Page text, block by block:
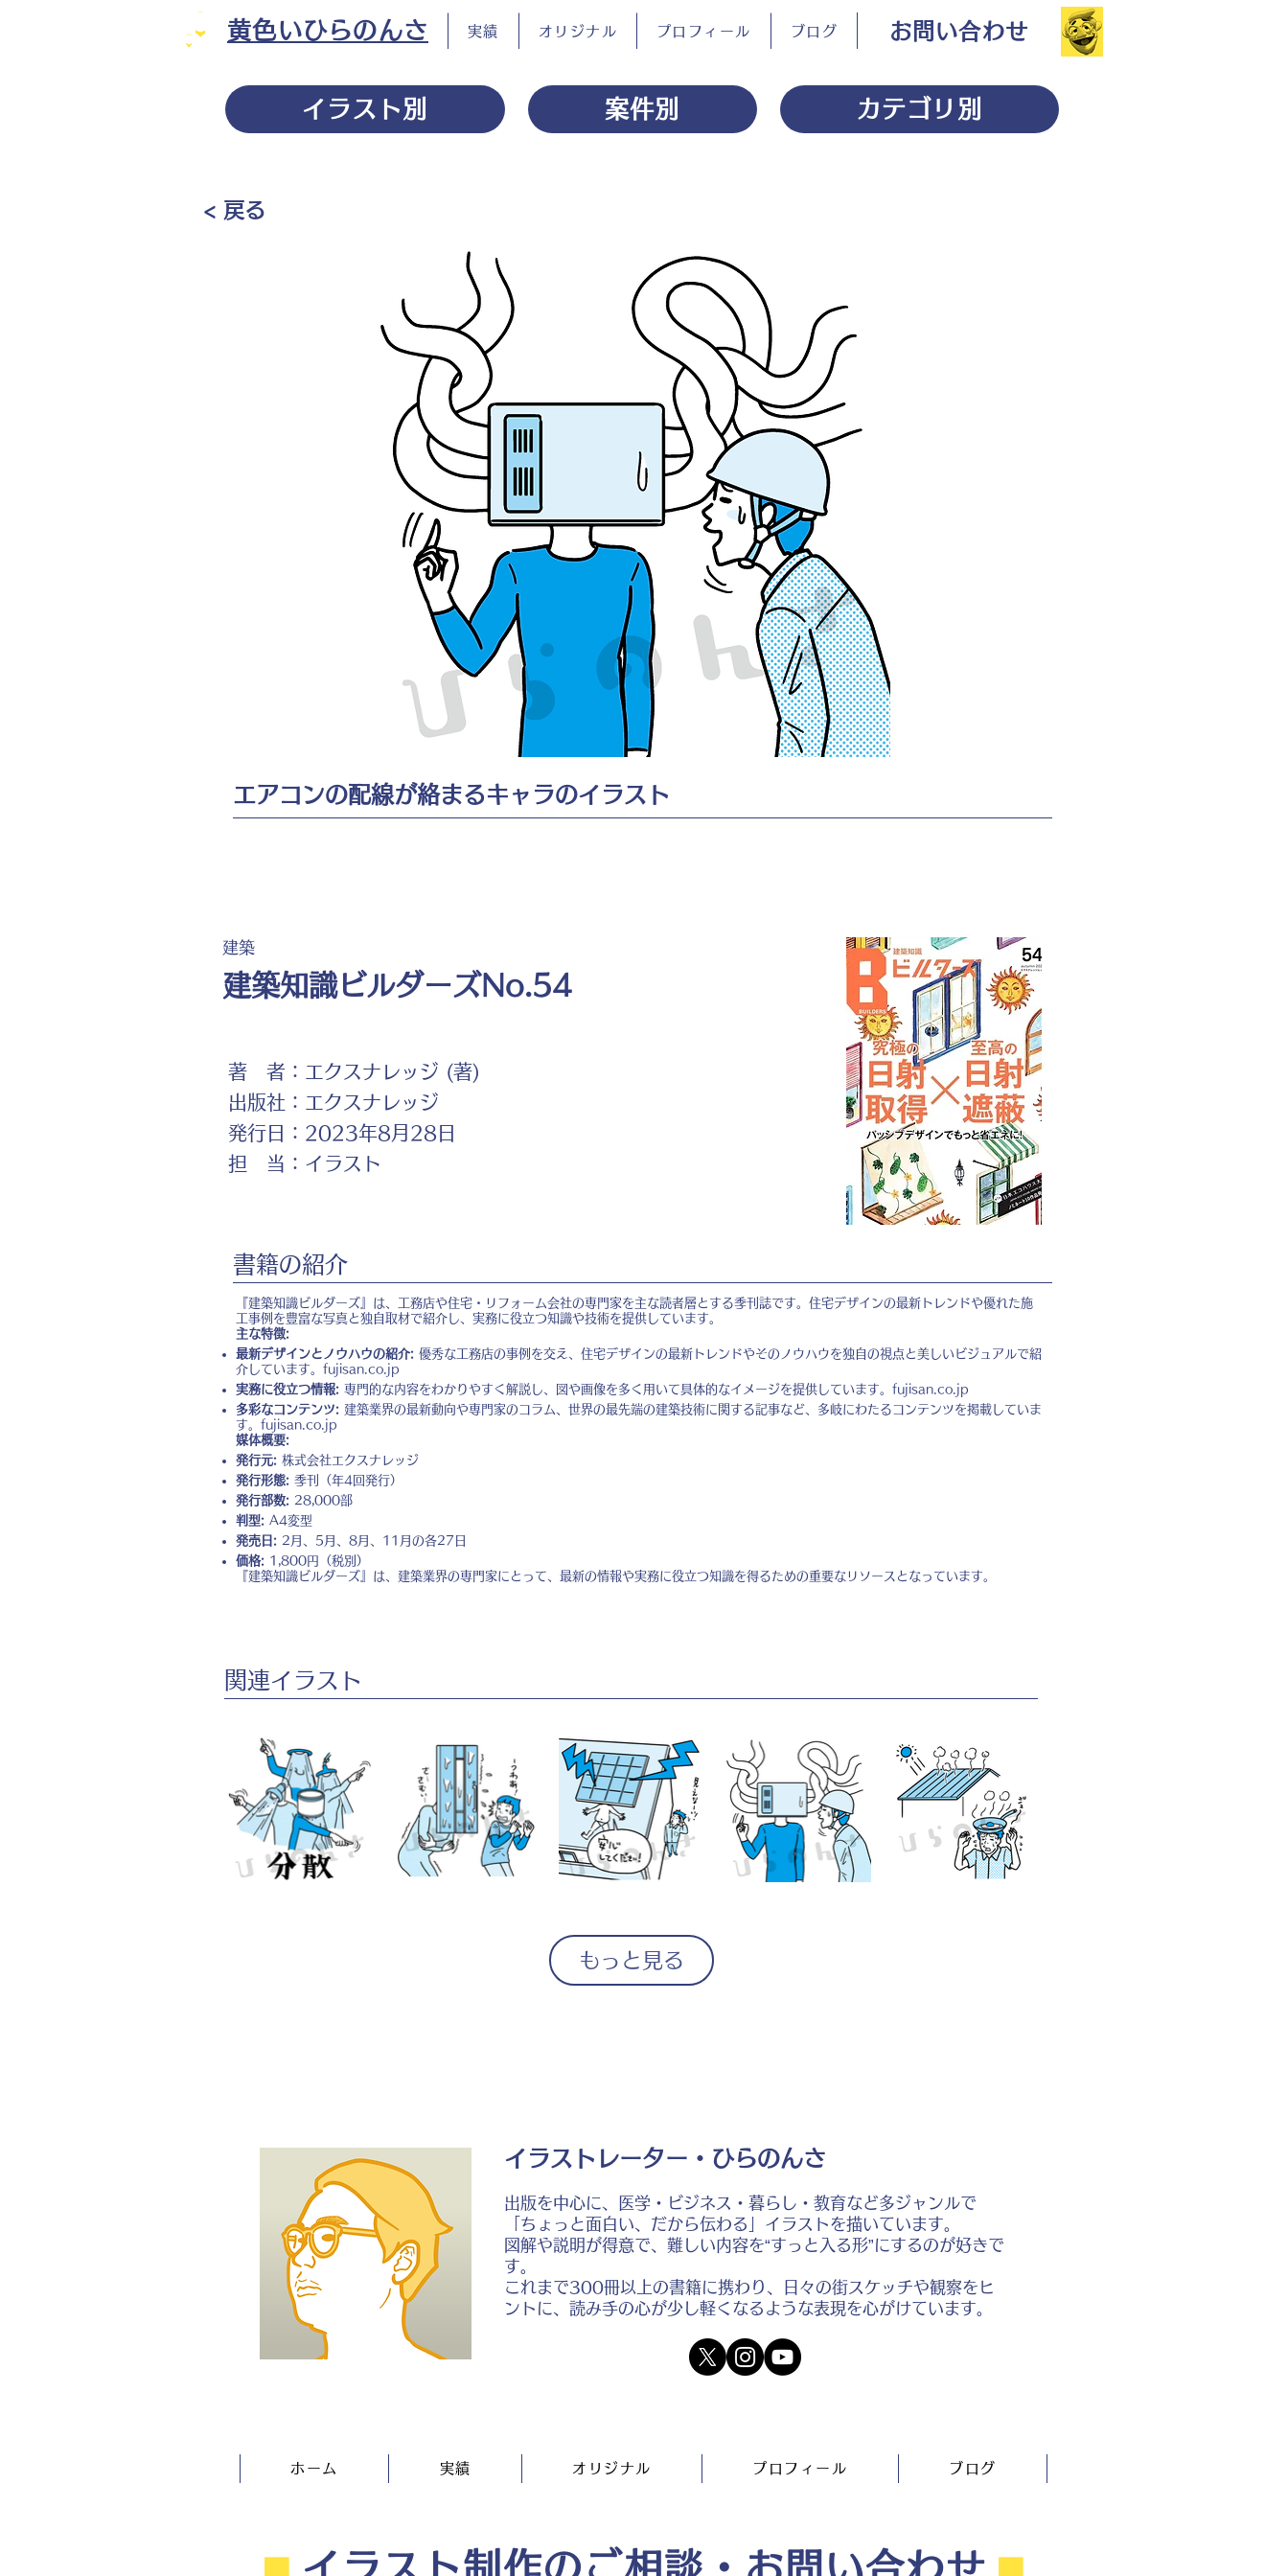
黄色いひらのんさ 実績 オリジナル プロフィール ブログ お問い合わせ
イラスト別 案件別 カテゴリ別
< 戻る
エアコンの配線が絡まるキャラのイラスト
建築
建築知識ビルダーズNo.54
著 者：
出版社：
発行日：
担 当：
エクスナレッジ (著)
エクスナレッジ
2023年8月28日
イラスト
書籍の紹介
『建築知識ビルダーズ』は、工務店や住宅・リフォーム会社の専門家を主な読者層とする季刊誌です。住宅デザインの最新トレンドや優れた施
工事例を豊富な写真と独自取材で紹介し、実務に役立つ知識や技術を提供しています。
主な特徴:
最新デザインとノウハウの紹介: 優秀な工務店の事例を交え、住宅デザインの最新トレンドやそのノウハウを独自の視点と美しいビジュアルで紹
介しています。 fujisan.co.jp
実務に役立つ情報: 専門的な内容をわかりやすく解説し、図や画像を多く用いて具体的なイメージを提供しています。 fujisan.co.jp
多彩なコンテンツ: 建築業界の最新動向や専門家のコラム、世界の最先端の建築技術に関する記事など、多岐にわたるコンテンツを掲載していま
す。 fujisan.co.jp
媒体概要:
発行元: 株式会社エクスナレッジ
発行形態: 季刊（年4回発行）
発行部数: 28,000部
判型: A4変型
発売日: 2月、5月、8月、11月の各27日
価格: 1,800円（税別）
『建築知識ビルダーズ』は、建築業界の専門家にとって、最新の情報や実務に役立つ知識を得るための重要なリソースとなっています。
​関連イラスト
もっと見る
イラストレーター・ひらのんさ
出版を中心に、医学・ビジネス・暮らし・教育など多ジャンルで
「ちょっと面白い、だから伝わる」イラストを描いています。
図解や説明が得意で、難しい内容を“すっと入る形”にするのが好きで
す。
これまで300冊以上の書籍に携わり、日々の街スケッチや観察をヒ
ントに、読み手の心が少し軽くなるような表現を心がけています。
ホーム 実績 オリジナル プロフィール ブログ
⬛︎ イラスト制作のご相談・お問い合わせ ⬛︎